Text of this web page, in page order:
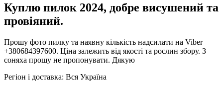
Куплю пилок 2024, добре висушений та
провіяний.
Прошу фото пилку та наявну кількість надсилати на Viber
+380684397600. Ціна залежить від якості та рослин збору. З
соняха прошу не пропонувати. Дякую
Регіон і доставка: Вся Україна